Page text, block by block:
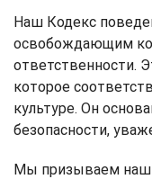
Наш Кодекс
освобождающим
ответственности.
которое
культуре. Он
безопасности,
Мы призываем